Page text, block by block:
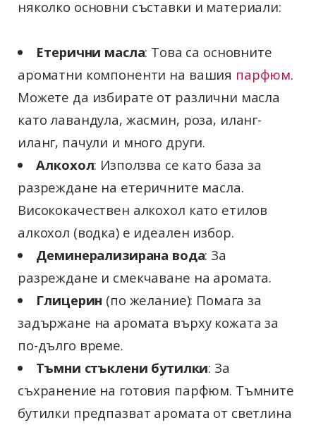
няколко основни съставки и материали:
Етерични масла: Това са основните
ароматни компоненти на вашия парфюм.
Можете да избирате от различни масла
като лавандула, жасмин, роза, иланг-
иланг, пачули и много други.
Алкохол: Използва се като база за
разреждане на етеричните масла.
Висококачествен алкохол като етилов
алкохол (водка) е идеален избор.
Деминерализирана вода: За
разреждане и смекчаване на аромата.
Глицерин (по желание): Помага за
задържане на аромата върху кожата за
по-дълго време.
Тъмни стъклени бутилки: За
съхранение на готовия парфюм. Тъмните
бутилки предпазват аромата от светлина